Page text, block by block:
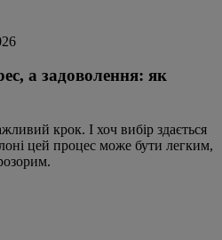
а задоволення: як
крок. І хоч вибір здається
цей процес може бути легким,